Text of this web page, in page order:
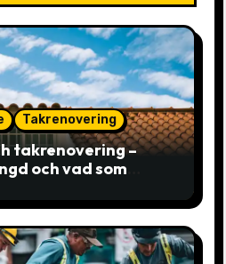
Takrenovering
takrenovering –
och vad som